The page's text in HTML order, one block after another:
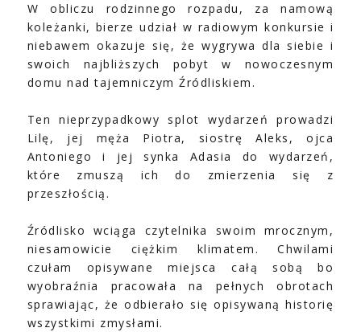
W obliczu rodzinnego rozpadu, za namową
koleżanki, bierze udział w radiowym konkursie i
niebawem okazuje się, że wygrywa dla siebie i
swoich najbliższych pobyt w nowoczesnym
domu nad tajemniczym Źródliskiem.
Ten nieprzypadkowy splot wydarzeń prowadzi
Lilę, jej męża Piotra, siostrę Aleks, ojca
Antoniego i jej synka Adasia do wydarzeń,
które zmuszą ich do zmierzenia się z
przeszłością.
Źródlisko wciąga czytelnika swoim mrocznym,
niesamowicie ciężkim klimatem. Chwilami
czułam opisywane miejsca całą sobą bo
wyobraźnia pracowała na pełnych obrotach
sprawiając, że odbierało się opisywaną historię
wszystkimi zmysłami.